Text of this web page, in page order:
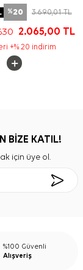
%20 3.690,01TL
2.065,00 TL
+% 20 indirim
BİZE KATIL!
için üye ol.
%100 Güvenli
Alışveriş